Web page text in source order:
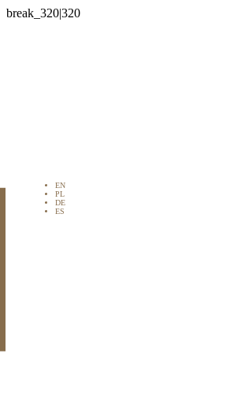
EN
PL
DE
ES